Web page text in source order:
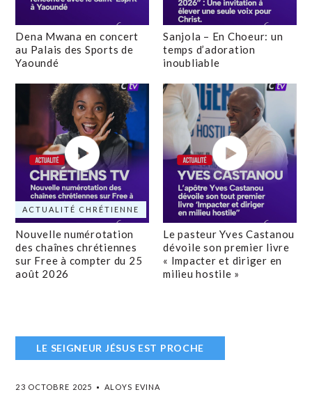
Dena Mwana en concert
au Palais des Sports de
Yaoundé
Sanjola – En Choeur: un
temps d’adoration
inoubliable
ACTUALITÉ CHRÉTIENNE
Nouvelle numérotation
des chaînes chrétiennes
sur Free à compter du 25
août 2026
Le pasteur Yves Castanou
dévoile son premier livre
« Impacter et diriger en
milieu hostile »
LE SEIGNEUR JÉSUS EST PROCHE
23 OCTOBRE 2025 ALOYS EVINA